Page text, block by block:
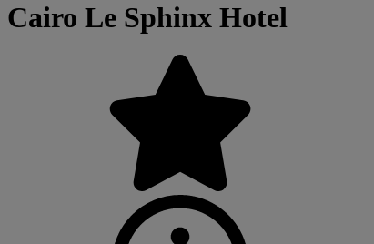
Cairo Le Sphinx Hotel